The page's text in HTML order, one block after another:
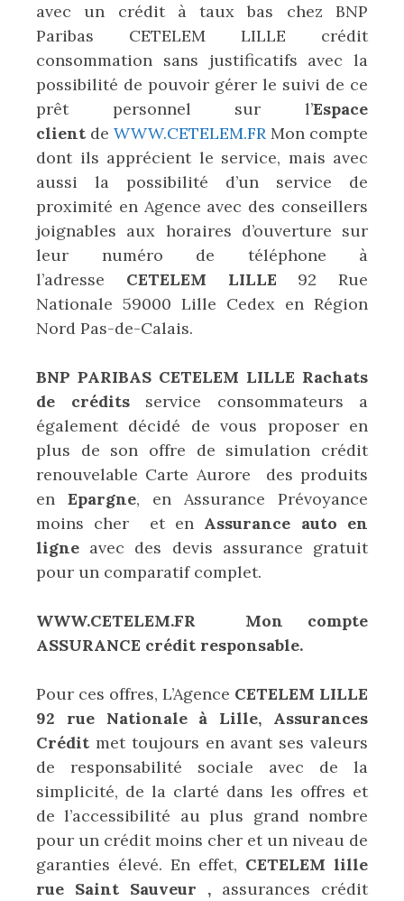
avec un crédit à taux bas chez BNP
Paribas CETELEM LILLE crédit
consommation sans justificatifs avec la
possibilité de pouvoir gérer le suivi de ce
prêt personnel sur l’Espace
client de WWW.CETELEM.FR Mon compte
dont ils apprécient le service, mais avec
aussi la possibilité d’un service de
proximité en Agence avec des conseillers
joignables aux horaires d’ouverture sur
leur numéro de téléphone à
l’adresse CETELEM LILLE 92 Rue
Nationale 59000 Lille Cedex en Région
Nord Pas-de-Calais.
BNP PARIBAS CETELEM LILLE Rachats
de créditsservice consommateurs a
également décidé de vous proposer en
plus de son offre de simulation crédit
renouvelable Carte Aurore des produits
en Epargne, en Assurance Prévoyance
moins cher et en Assurance auto en
ligne avec des devis assurance gratuit
pour un comparatif complet.
WWW.CETELEM.FR Mon compte
ASSURANCE crédit responsable.
Pour ces offres, L’Agence CETELEM LILLE
92 rue Nationale à Lille, Assurances
Crédit met toujours en avant ses valeurs
de responsabilité sociale avec de la
simplicité, de la clarté dans les offres et
de l’accessibilité au plus grand nombre
pour un crédit moins cher et un niveau de
garanties élevé. En effet, CETELEM lille
rue Saint Sauveur , assurances crédit